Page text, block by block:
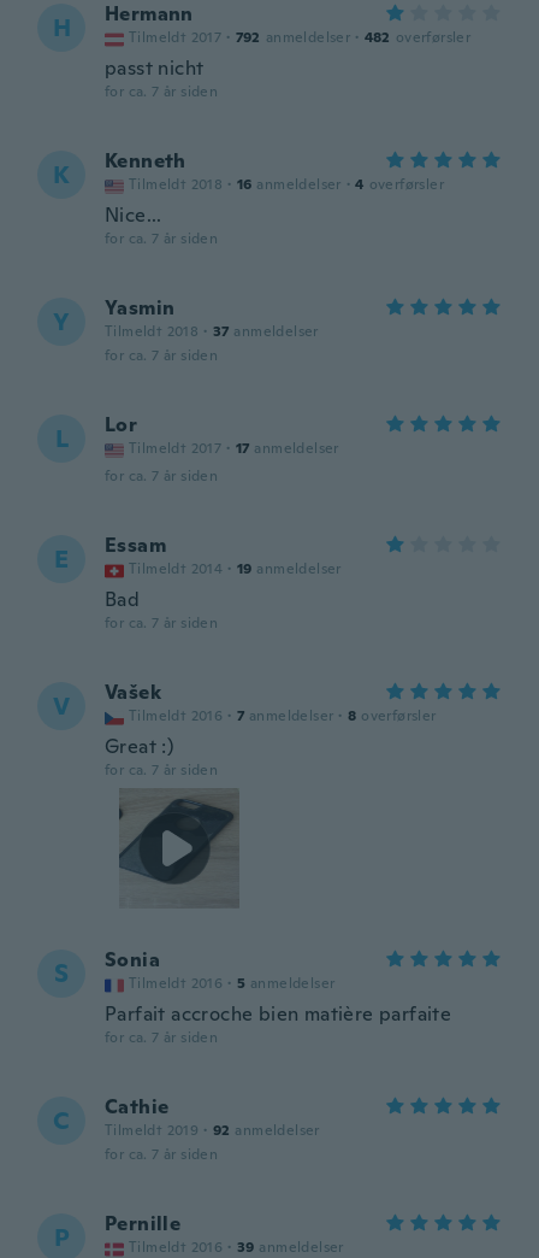
H Hermann
Tilmeldt 2017 · 792 anmeldelser · 482 overførsler
passt nicht
for ca. 7 år siden
K Kenneth
Tilmeldt 2018 · 16 anmeldelser · 4 overførsler
Nice...
for ca. 7 år siden
Y Yasmin
Tilmeldt 2018 · 37 anmeldelser
for ca. 7 år siden
L Lor
Tilmeldt 2017 · 17 anmeldelser
for ca. 7 år siden
E Essam
Tilmeldt 2014 · 19 anmeldelser
Bad
for ca. 7 år siden
V Vašek
Tilmeldt 2016 · 7 anmeldelser · 8 overførsler
Great :)
for ca. 7 år siden
S Sonia
Tilmeldt 2016 · 5 anmeldelser
Parfait accroche bien matière parfaite
for ca. 7 år siden
C Cathie
Tilmeldt 2019 · 92 anmeldelser
for ca. 7 år siden
P Pernille
Tilmeldt 2016 · 39 anmeldelser